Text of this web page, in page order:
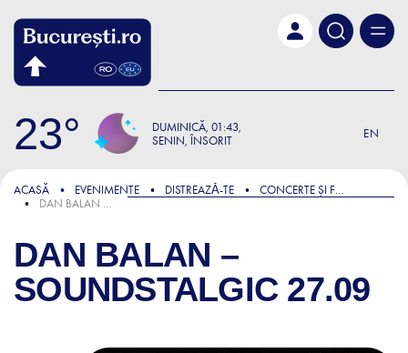
23 DUMINICĂ 01:43
SENIN, ÎNSORIT
EN
ACASĂ EVENIMENTE DISTREAZǍ-TE
CONCERTE ȘI FESTIVALURI
DAN BALAN – SOUNDSTALGIC 27.09
DAN BALAN –
SOUNDSTALGIC 27.09